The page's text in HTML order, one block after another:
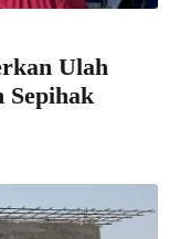
Ulah
Sepihak